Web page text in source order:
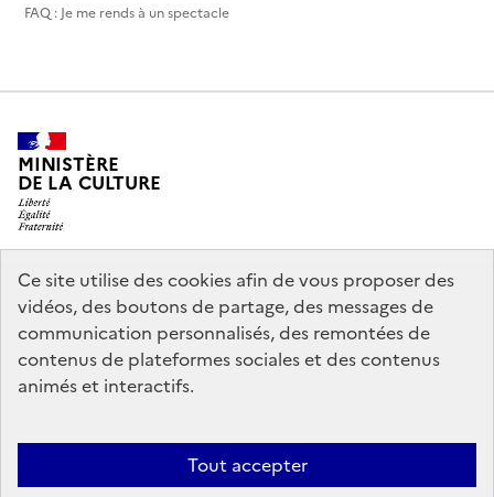
FAQ : Je me rends à un spectacle
MINISTÈRE
DE LA CULTURE
legifrance.gouv.fr
info.gouv.fr
service-public.gouv.fr
data.gouv.fr
Accessibilité : partiellement conforme
Politique générale de
Mentions légales
Ce site utilise des cookies afin de vous proposer des
vidéos, des boutons de partage, des messages de
communication personnalisés, des remontées de
contenus de plateformes sociales et des contenus
animés et interactifs.
Tout accepter